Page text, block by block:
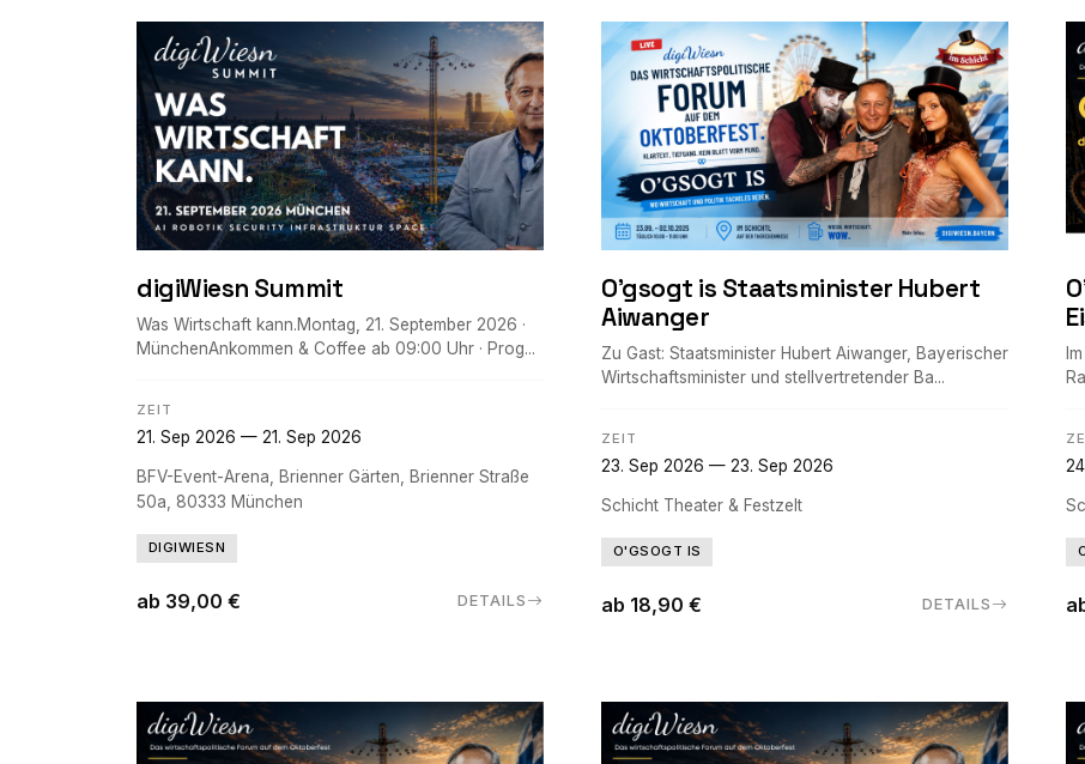
digiWiesn Summit
Was Wirtschaft kann.Montag, 21. September 2026 ·
MünchenAnkommen & Coffee ab 09:00 Uhr · Prog...
ZEIT
21. Sep 2026 — 21. Sep 2026
BFV-Event-Arena, Brienner Gärten, Brienner Straße
50a, 80333 München
DIGIWIESN
ab 39,00 € DETAILS
O'gsogt is Staatsminister Hubert
Aiwanger
Zu Gast: Staatsminister Hubert Aiwanger, Bayerischer
Wirtschaftsminister und stellvertretender Ba...
ZEIT
23. Sep 2026 — 23. Sep 2026
Schicht Theater & Festzelt
O'GSOGT IS
ab 18,90 € DETAILS